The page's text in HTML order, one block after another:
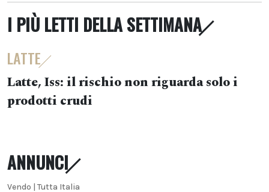
I PIÙ LETTI DELLA SETTIMANA
LATTE
Latte, Iss: il rischio non riguarda solo i
prodotti crudi
ANNUNCI
Vendo | Tutta Italia